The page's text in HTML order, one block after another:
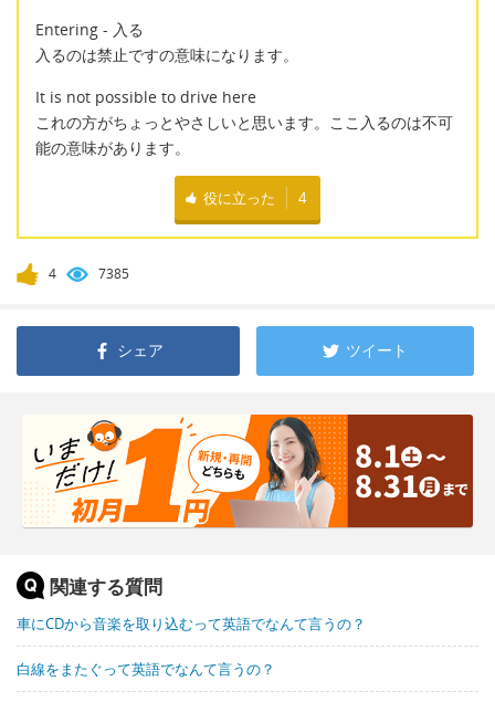
Entering - 入る
入るのは禁止ですの意味になります。
It is not possible to drive here
これの方がちょっとやさしいと思います。ここ入るのは不可
能の意味があります。
役に立った 4
4 7385
シェア ツイート
関連する質問
車にCDから音楽を取り込むって英語でなんて言うの？
白線をまたぐって英語でなんて言うの？